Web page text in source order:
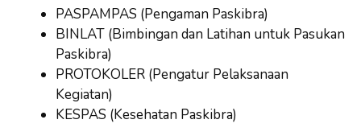
PASPAMPAS (Pengaman Paskibra)
BINLAT (Bimbingan dan Latihan untuk Pasukan
Paskibra)
PROTOKOLER (Pengatur Pelaksanaan
Kegiatan)
KESPAS (Kesehatan Paskibra)